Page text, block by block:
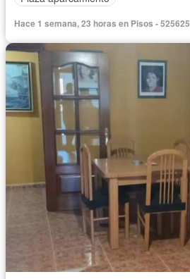
Hace 1 semana, 23 horas en Pisos - 525625